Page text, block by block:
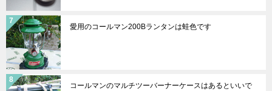
愛用のコールマン200Bランタンは蛙色です
コールマンのマルチツーバーナーケースはあるといいで